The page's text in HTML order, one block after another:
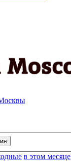
в этом месяце